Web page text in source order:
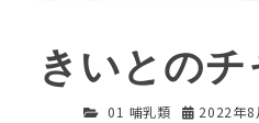
きいとのチ
01 哺乳類 2022年8